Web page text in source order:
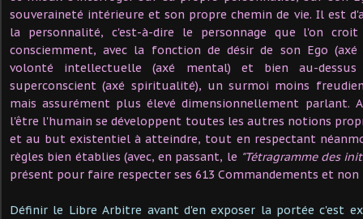
souveraineté intérieure et son propre chemin de vie. Il est
la personnalité, c'est-à-dire le personnage que l'on
consciemment, avec la fonction de désir de son Ego (axé
volonté intellectuelle (axé mental) et bien au-
superconscient (axé spiritualité), un surmoi moins
mais assurément plus élevé dimensionnellement parlant.
l'être l'humain se développent toutes les autres notions
et au but existentiel à atteindre, tout en respectant
règles bien établies (avec, en passant, le "Tétragramme des
présent pour faire respecter ses 613 Commandements et non
Définir le Libre Arbitre avant d'en exposer la portée c'est